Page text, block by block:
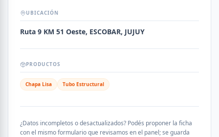
UBICACIÓN
Ruta 9 KM 51 Oeste, ESCOBAR, JUJUY
PRODUCTOS
Chapa Lisa Tubo Estructural
¿Datos incompletos o desactualizados? Podés proponer la ficha
con el mismo formulario que revisamos en el panel; se guarda